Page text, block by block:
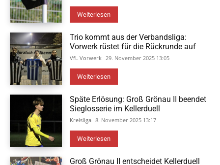
Weiterlesen
Trio kommt aus der Verbandsliga:
Vorwerk rüstet für die Rückrunde auf
VfL Vorwerk 29. November 2025 13:05
Weiterlesen
Späte Erlösung: Groß Grönau II beendet
Sieglosserie im Kellerduell
Kreisliga 8. November 2025 13:17
Weiterlesen
Groß Grönau II entscheidet Kellerduell